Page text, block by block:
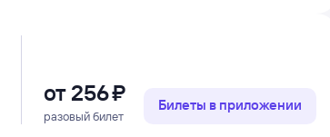
от 256 ⁠₽
разовый билет
Билеты в приложении